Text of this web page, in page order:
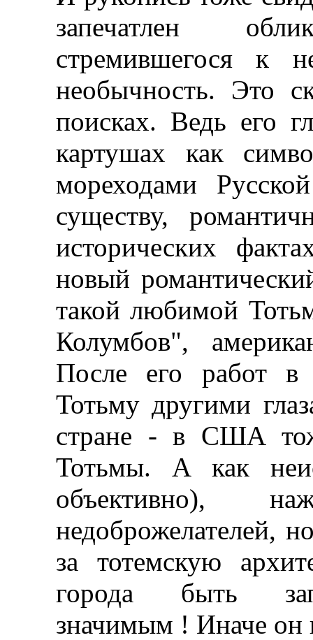
запечатлен
стремившегося к
необычность. Это
поисках. Ведь его
картушах как
мореходами
существу,
исторических
новый
такой любимой
Колумбов",
После его работ в
Тотьму другими
стране - в США
Тотьмы. А как
объективно),
недоброжелателей,
за тотемскую
города быть
значимым ! Иначе он